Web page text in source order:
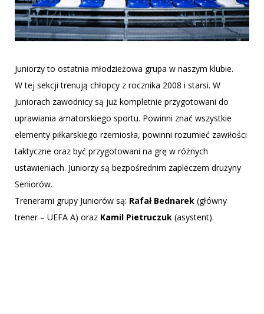
Juniorzy to ostatnia młodzieżowa grupa w naszym klubie.
W tej sekcji trenują chłopcy z rocznika 2008 i starsi. W
Juniorach zawodnicy są już kompletnie przygotowani do
uprawiania amatorskiego sportu. Powinni znać wszystkie
elementy piłkarskiego rzemiosła, powinni rozumieć zawiłości
taktyczne oraz być przygotowani na grę w różnych
ustawieniach. Juniorzy są bezpośrednim zapleczem drużyny
Seniorów.
Trenerami grupy Juniorów są: Rafał Bednarek (główny
trener – UEFA A) oraz Kamil Pietruczuk (asystent).